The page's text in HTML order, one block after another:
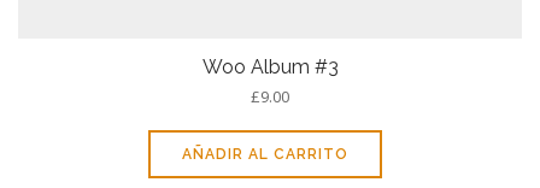
Woo Album #3
£9.00
AÑADIR AL CARRITO